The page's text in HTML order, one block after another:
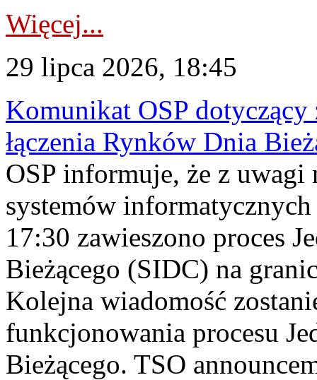
Więcej...
29 lipca 2026, 18:45
Komunikat OSP dotyczący
łączenia Rynków Dnia
OSP informuje, że z uwagi
systemów
17:30 zawieszono proces
Bieżącego (SIDC) na
Kolejna wiadomość
funkcjonowania procesu
Bieżącego. TSO